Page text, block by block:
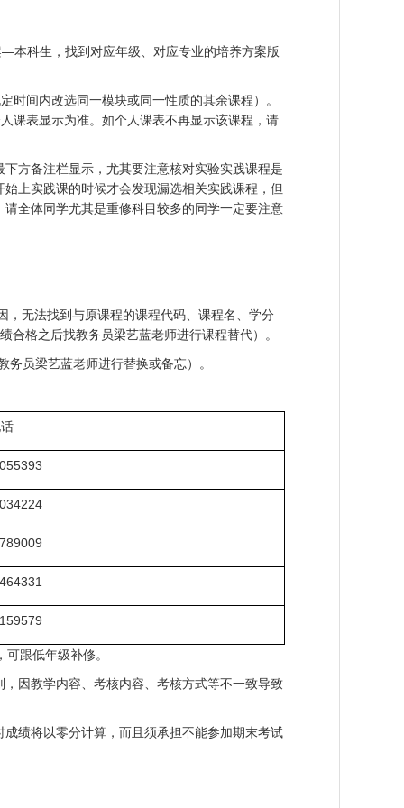
本科生，找到对应年级、对应专业的培养方案版
间内改选同一模块或同一性质的其余课程）。
课表显示为准。如个人课表不再显示该课程，请
方备注栏显示，尤其要注意核对实验实践课程是
上实践课的时候才会发现漏选相关实践课程，但
全体同学尤其是重修科目较多的同学一定要注意
无法找到与原课程的课程代码、课程名、学分
格之后找教务员梁艺蓝老师进行课程替代）。
员梁艺蓝老师进行替换或备忘）。
跟低年级补修。
因教学内容、考核内容、考核方式等不一致导致
绩将以零分计算，而且须承担不能参加期末考试